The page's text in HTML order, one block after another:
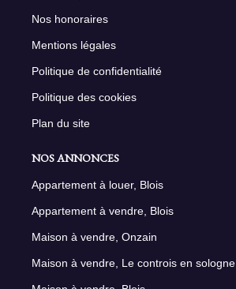
Nos honoraires
Mentions légales
Politique de confidentialité
Politique des cookies
Plan du site
NOS ANNONCES
Appartement à louer, Blois
Appartement à vendre, Blois
Maison à vendre, Onzain
Maison à vendre, Le controis en sologne